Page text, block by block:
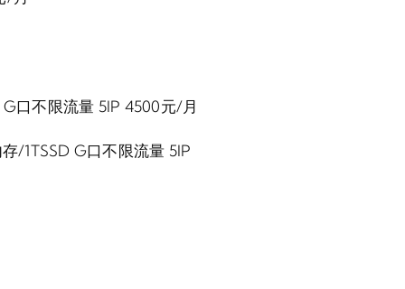
口不限流量 5IP 4500元/月
/1TSSD G口不限流量 5IP